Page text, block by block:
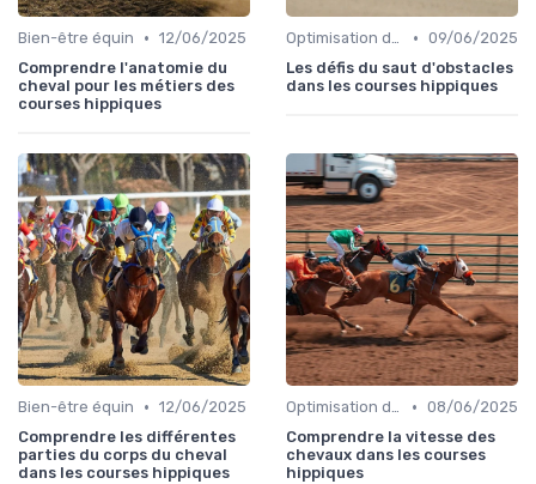
Bien-être équin • 12/06/2025
Comprendre l'anatomie du
cheval pour les métiers des
courses hippiques
Optimisation des performances • 09/06/2025
Les défis du saut d'obstacles
dans les courses hippiques
Bien-être équin • 12/06/2025
Comprendre les différentes
parties du corps du cheval
dans les courses hippiques
Optimisation des performances • 08/06/2025
Comprendre la vitesse des
chevaux dans les courses
hippiques